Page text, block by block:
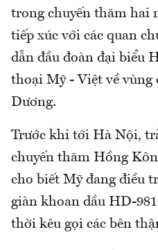
trong chuyến thăm hai
tiếp xúc với các quan
dẫn đầu đoàn đại biểu
thoại Mỹ - Việt về
Dương.
Trước khi tới Hà Nội,
chuyến thăm Hồng
cho biết Mỹ đang điều
giàn khoan dầu HD-
thời kêu gọi các bên